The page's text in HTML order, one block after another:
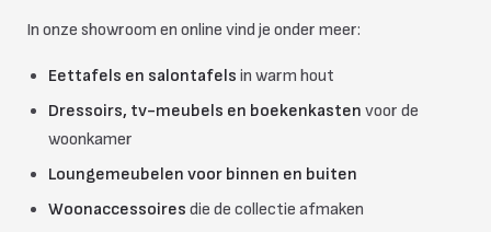
In onze showroom en online vind je onder meer:
Eettafels en salontafels in warm hout
Dressoirs, tv-meubels en boekenkasten voor de
woonkamer
Loungemeubelen voor binnen en buiten
Woonaccessoires die de collectie afmaken